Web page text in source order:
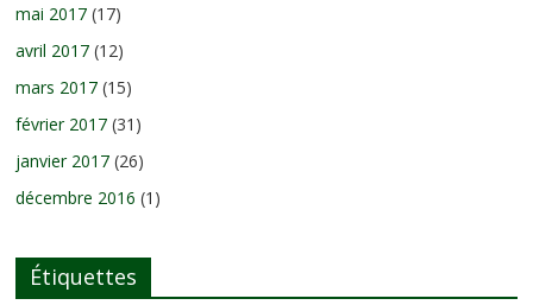
mai 2017 (17)
avril 2017 (12)
mars 2017 (15)
février 2017 (31)
janvier 2017 (26)
décembre 2016 (1)
Étiquettes